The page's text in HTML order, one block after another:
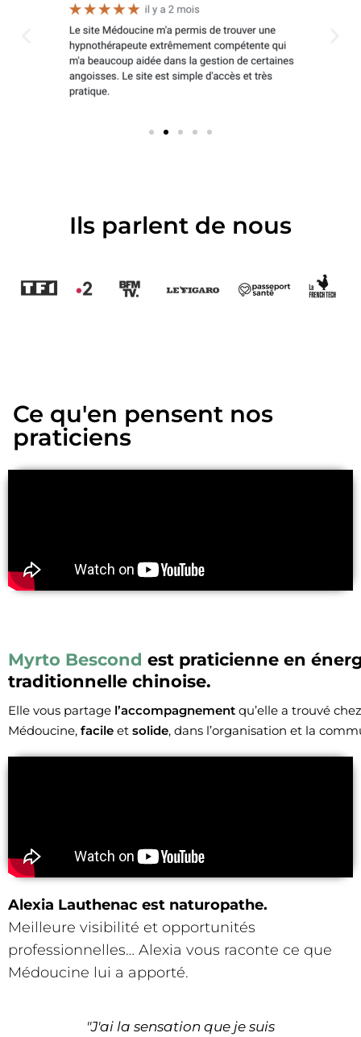
Ils parlent de nous
Ce qu'en pensent nos
praticiens
Myrto Bescond est praticienne en
traditionnelle chinoise.
Elle vous partage l’accompagnement qu’elle a trouvé chez
Médoucine, facile et solide, dans l’organisation et la
Alexia Lauthenac est naturopathe.
Meilleure visibilité et opportunités
professionnelles… Alexia vous raconte ce que
Médoucine lui a apporté.
"J'ai la sensation que je suis